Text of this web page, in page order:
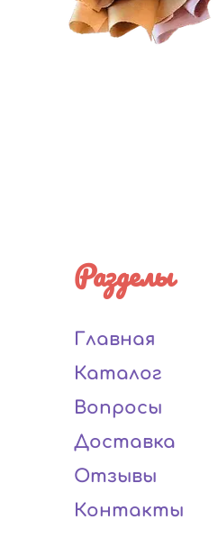
Разделы
Главная
Каталог
Вопросы
Доставка
Отзывы
Контакты